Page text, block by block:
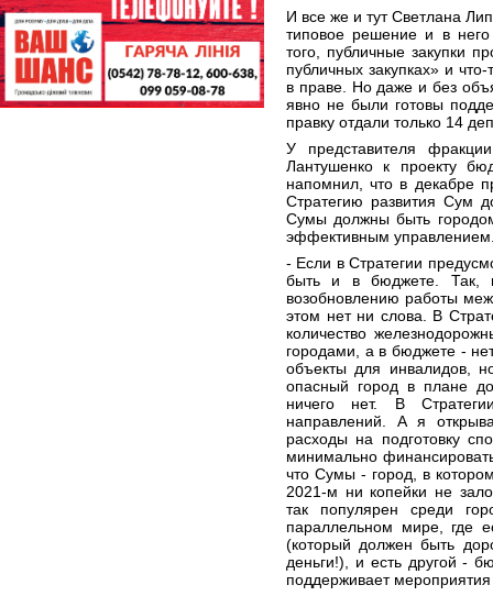
И все же и тут Светлана
типовое решение и в
того, публичные закупки
публичных закупках» и
в праве. Но даже и без
явно не были готовы
правку отдали только 14
У представителя
Лантушенко к проекту
напомнил, что в декабре
Стратегию развития Сум
Сумы должны быть
эффективным
- Если в Стратегии
быть и в бюджете. Так,
возобновлению работы
этом нет ни слова. В
количество
городами, а в бюджете -
объекты для инвалидов,
опасный город в плане
ничего нет. В
направлений. А я
расходы на подготовку
минимально
что Сумы - город, в
2021-м ни копейки не
так популярен среди
параллельном мире, где
(который должен быть
деньги!), и есть другой -
поддерживает